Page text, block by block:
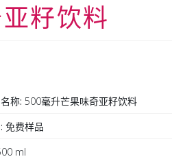
籽饮料
称: 500毫升芒果味奇亚籽饮料
免费样品
ml